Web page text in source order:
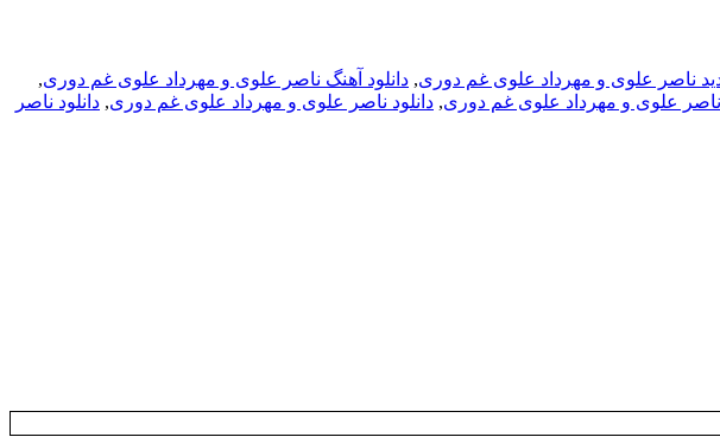
ناصر علوی و مهرداد علوی غم دوری, دانلود آهنگ ناصر علوی و مهرداد علوی غم دوری,
ناصر علوی و مهرداد علوی غم دوری, دانلود ناصر علوی و مهرداد علوی غم دوری, دانلود ناصر